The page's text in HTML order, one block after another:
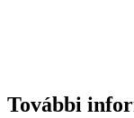
További